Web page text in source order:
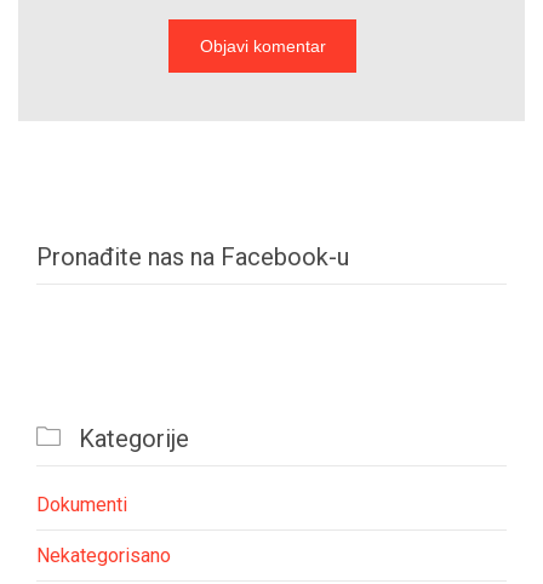
Pronađite nas na Facebook-u
 Kategorije
Dokumenti
Nekategorisano